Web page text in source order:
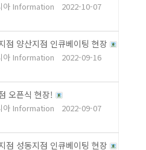
아 Information
2022-10-07
점 양산지점 인큐베이팅 현장
아 Information
2022-09-16
오픈식 현장!
아 Information
2022-09-07
점 성동지점 인큐베이팅 현장